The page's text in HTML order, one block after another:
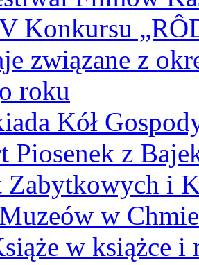
Konkursu
związane z
roku
Kół
Piosenek z
i
w
w książce i